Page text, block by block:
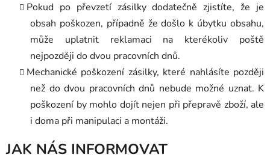
Pokud po převzetí zásilky dodatečně zjistíte, že je
obsah poškozen, případně že došlo k úbytku obsahu,
může uplatnit reklamaci na kterékoliv poště
nejpozději do dvou pracovních dnů.
Mechanické poškození zásilky, které nahlásíte později
než do dvou pracovních dnů nebude možné uznat. K
poškození by mohlo dojít nejen při přepravě zboží, ale
i doma při manipulaci a montáži.
JAK NÁS INFORMOVAT